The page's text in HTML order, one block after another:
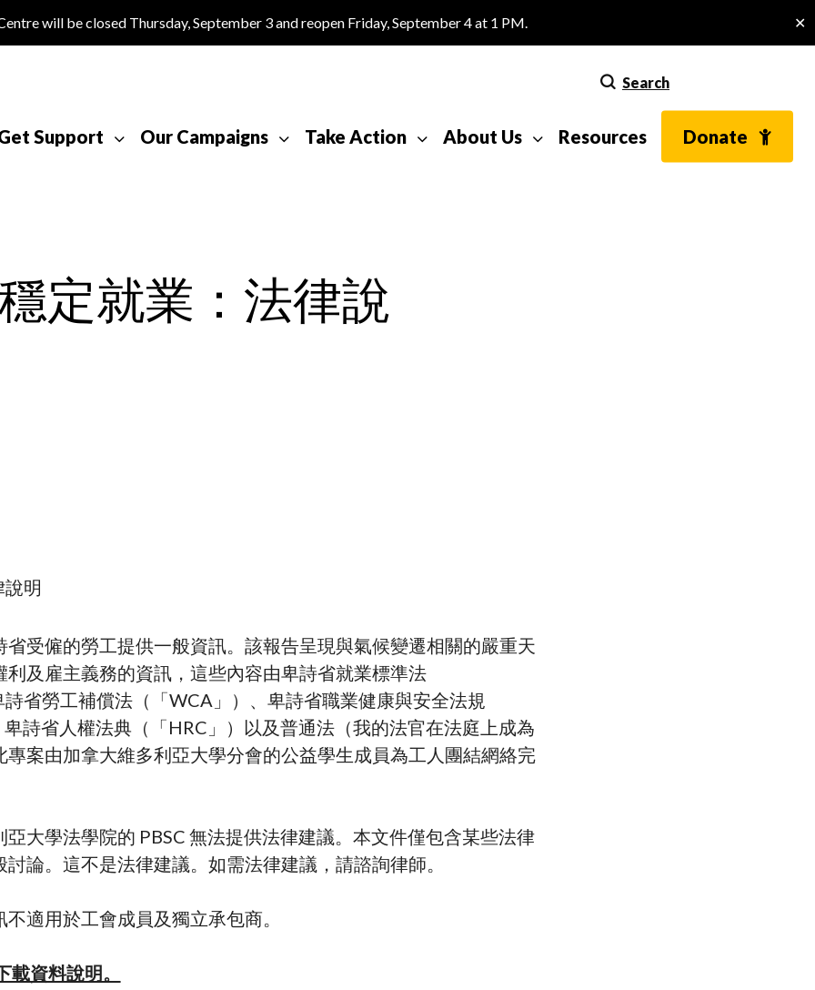
will be closed Thursday, September 3 and reopen Friday, September 4 at 1 PM. ✕
Support Our Campaigns Take Action About Us Resources Donate
Search
定就業：法律說
明
省受僱的勞工提供一般資訊。該報告呈現與氣候變遷相關的嚴重天
利及雇主義務的資訊，這些內容由卑詩省就業標準法
詩省勞工補償法（「WCA」）、卑詩省職業健康與安全法規
詩省人權法典（「HRC」）以及普通法（我的法官在法庭上成為
專案由加拿大維多利亞大學分會的公益學生成員為工人團結網絡完
大學法學院的 PBSC 無法提供法律建議。本文件僅包含某些法律
論。這不是法律建議。如需法律建議，請諮詢律師。
適用於工會成員及獨立承包商。
載資料說明。